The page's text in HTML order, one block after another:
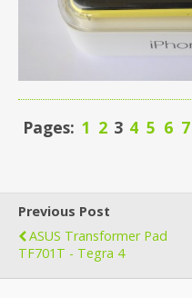
Pages: 1 2 3 4 5 6 7
Previous Post
ASUS Transformer Pad
TF701T - Tegra 4